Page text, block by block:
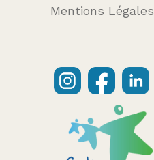
Mentions Légales